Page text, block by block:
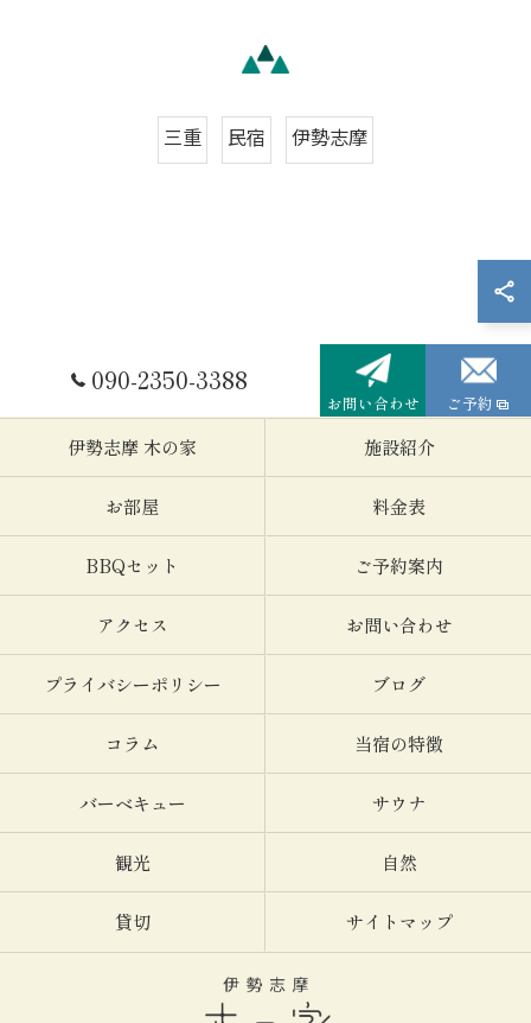
三重 民宿 伊勢志摩
090-2350-3388
お問い合わせ ご予約
伊勢志摩 木の家 施設紹介
お部屋 料金表
BBQセット ご予約案内
アクセス お問い合わせ
プライバシーポリシー ブログ
コラム 当宿の特徴
バーベキュー サウナ
観光 自然
貸切 サイトマップ